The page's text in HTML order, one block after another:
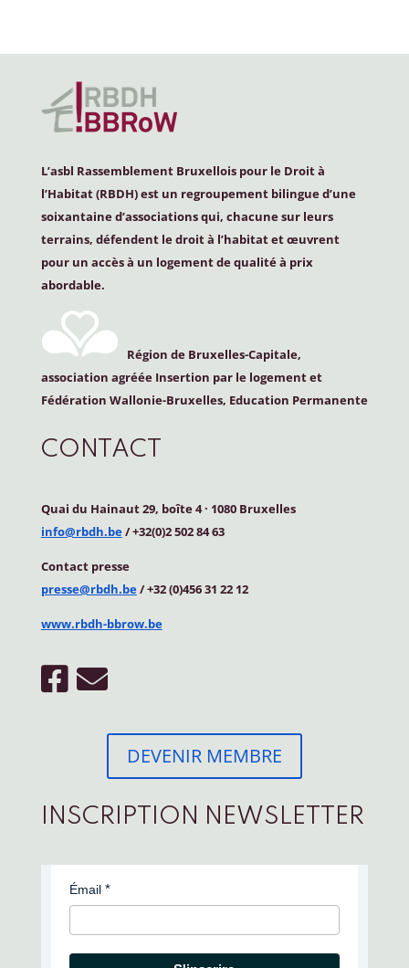
L’asbl Rassemblement Bruxellois pour le Droit à
l’Habitat (RBDH) est un regroupement bilingue d’une
soixantaine d’associations qui, chacune sur leurs
terrains, défendent le droit à l’habitat et œuvrent
pour un accès à un logement de qualité à prix
abordable.
Région de Bruxelles-Capitale,
association agréée Insertion par le logement et
Fédération Wallonie-Bruxelles, Education Permanente
CONTACT
Quai du Hainaut 29, boîte 4· 1080 Bruxelles
info@rbdh.be/ +32(0)2 502 84 63
Contact presse
presse@rbdh.be/ +32 (0)456 31 22 12
www.rbdh-bbrow.be
DEVENIR MEMBRE
INSCRIPTION NEWSLETTER
Émail